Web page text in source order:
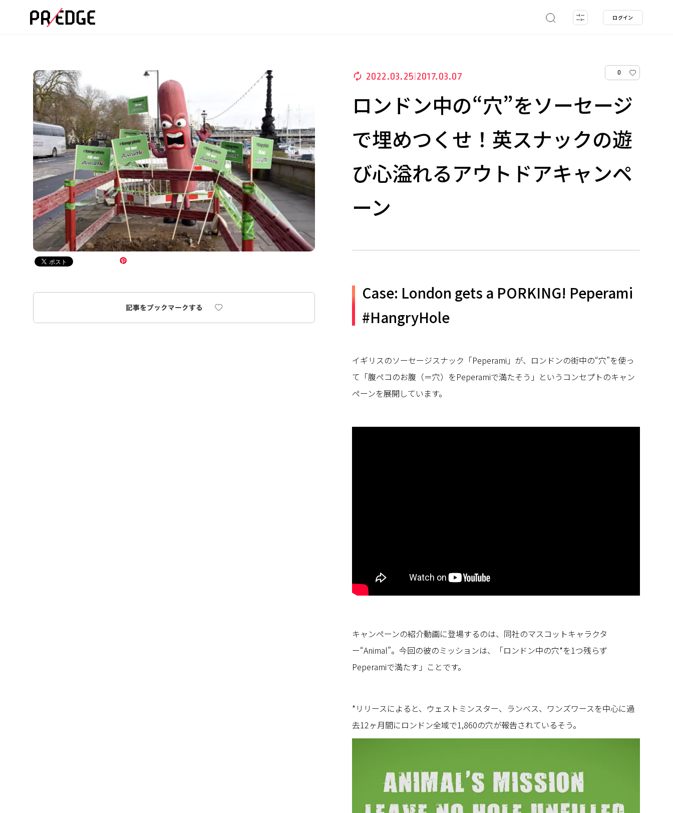
ログイン
2022.03.25 2017.03.07 0
ロンドン中の“穴”をソーセージ
で埋めつくせ！英スナックの遊
び心溢れるアウトドアキャンペ
ーン
Case: London gets a PORKING! Peperami
#HangryHole
イギリスのソーセージスナック「Peperami」が、ロンドンの街中の“穴”を使っ
て「腹ペコのお腹（＝穴）をPeperamiで満たそう」というコンセプトのキャン
ペーンを展開しています。
キャンペーンの紹介動画に登場するのは、同社のマスコットキャラクタ
ー“Animal”。今回の彼のミッションは、「ロンドン中の穴*を1つ残らず
Peperamiで満たす」ことです。
*リリースによると、ウェストミンスター、ランベス、ワンズワースを中心に過
去12ヶ月間にロンドン全域で1,860の穴が報告されているそう。